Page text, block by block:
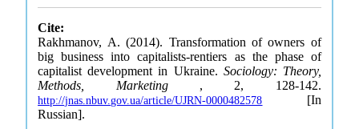
Cite:
Rakhmanov, A. (2014). Transformation of owners of
big business into capitalists-rentiers as the phase of
capitalist development in Ukraine. Sociology: Theory,
Methods, Marketing , 2, 128-142.
http://jnas.nbuv.gov.ua/article/UJRN-0000482578 [In
Russian].